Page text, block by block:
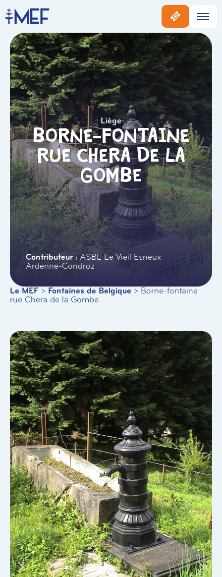
Liège
Borne-fontaine
rue Chera de la
Gombe
ASBL Le Vieil Esneux
Ardenne-Condroz
Le MEF > Fontaines de Belgique > Borne-fontaine
rue Chera de la Gombe